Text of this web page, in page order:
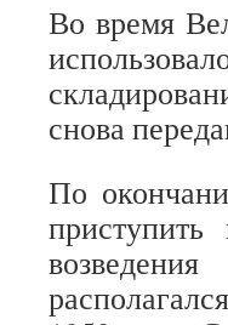
Во время
снова
По